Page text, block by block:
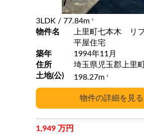
3LDK / 77.84m 2
物件名
上里町七本木 リ
平屋住宅
築年
1994年11月
住所
埼玉県児玉郡上里
土地(公)
198.27m 2
1,949 万円